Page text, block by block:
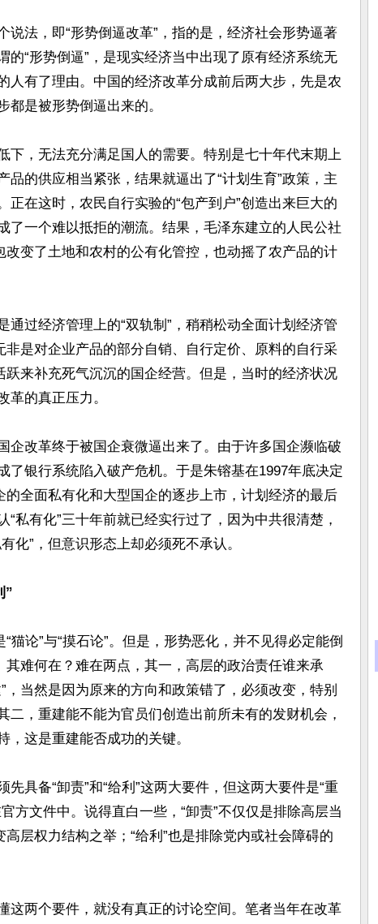
说法，即“形势倒逼改革”，指的是，经济社会形势逼著
的“形势倒逼”，是现实经济当中出现了原有经济系统无
人有了理由。中国的经济改革分成前后两大步，先是农
是被形势倒逼出来的。
下，无法充分满足国人的需要。特别是七十年代末期上
品的供应相当紧张，结果就逼出了“计划生育”政策，主
正在这时，农民自行实验的“包产到户”创造出来巨大的
了一个难以抵拒的潮流。结果，毛泽东建立的人民公社
改变了土地和农村的公有化管控，也动摇了农产品的计
通过经济管理上的“双轨制”，稍稍松动全面计划经济管
非是对企业产品的部分自销、自行定价、原料的自行采
跃来补充死气沉沉的国企经营。但是，当时的经济状况
革的真正压力。
企改革终于被国企衰微逼出来了。由于许多国企濒临破
了银行系统陷入破产危机。于是朱镕基在1997年底决定
的全面私有化和大型国企的逐步上市，计划经济的最后
私有化”三十年前就已经实行过了，因为中共很清楚，
化”，但意识形态上却必须死不承认。
”
猫论”与“摸石论”。但是，形势恶化，并不见得必定能倒
其难何在？难在两点，其一，高层的政治责任谁来承
，当然是因为原来的方向和政策错了，必须改变，特别
二，重建能不能为官员们创造出前所未有的发财机会，
这是重建能否成功的关键。
具备“卸责”和“给利”这两大要件，但这两大要件是“重
方文件中。说得直白一些，“卸责”不仅仅是排除高层当
高层权力结构之举；“给利”也是排除党内或社会障碍的
这两个要件，就没有真正的讨论空间。笔者当年在改革